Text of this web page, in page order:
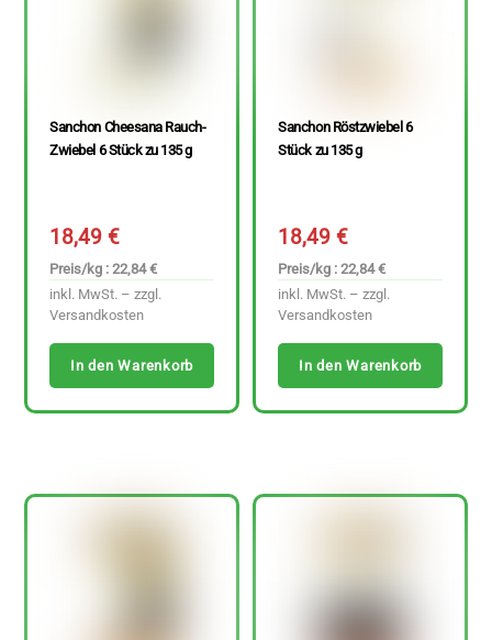
Sanchon Cheesana Rauch-
Zwiebel 6 Stück zu 135 g
18,49€
Preis/kg : 22,84 €
inkl. MwSt. – zzgl.
Versandkosten
In den Warenkorb
Sanchon Röstzwiebel 6
Stück zu 135 g
18,49€
Preis/kg : 22,84 €
inkl. MwSt. – zzgl.
Versandkosten
In den Warenkorb